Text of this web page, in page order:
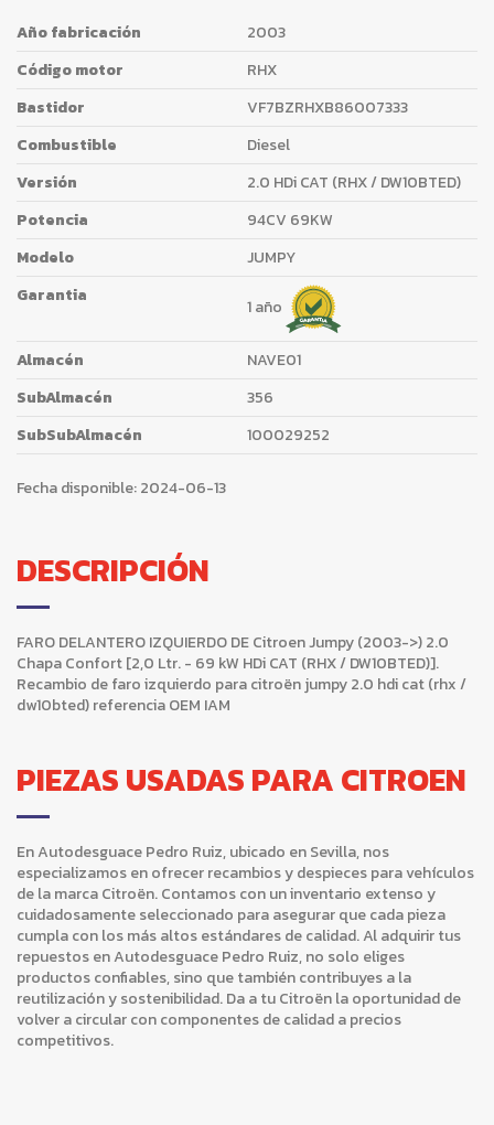
Año fabricación
2003
Código motor
RHX
Bastidor
VF7BZRHXB86007333
Combustible
Diesel
Versión
2.0 HDi CAT (RHX / DW10BTED)
Potencia
94CV 69KW
Modelo
JUMPY
Garantia
1 año
Almacén
NAVE01
SubAlmacén
356
SubSubAlmacén
100029252
Fecha disponible:2024-06-13
DESCRIPCIÓN
FARO DELANTERO IZQUIERDO DE Citroen Jumpy (2003->) 2.0
Chapa Confort [2,0 Ltr. - 69 kW HDi CAT (RHX / DW10BTED)].
Recambio de faro izquierdo para citroën jumpy 2.0 hdi cat (rhx /
dw10bted) referencia OEM IAM
PIEZAS USADAS PARA CITROEN
En Autodesguace Pedro Ruiz, ubicado en Sevilla, nos
especializamos en ofrecer recambios y despieces para vehículos
de la marca Citroën. Contamos con un inventario extenso y
cuidadosamente seleccionado para asegurar que cada pieza
cumpla con los más altos estándares de calidad. Al adquirir tus
repuestos en Autodesguace Pedro Ruiz, no solo eliges
productos confiables, sino que también contribuyes a la
reutilización y sostenibilidad. Da a tu Citroën la oportunidad de
volver a circular con componentes de calidad a precios
competitivos.